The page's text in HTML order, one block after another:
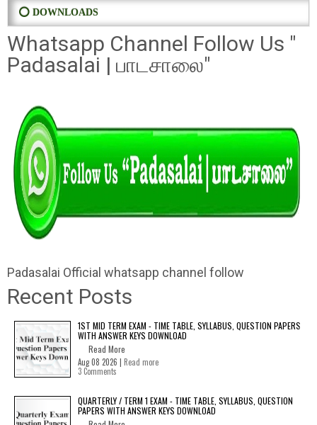
⭕ DOWNLOADS
Whatsapp Channel Follow Us "
Padasalai | பாடசாலை"
Padasalai Official whatsapp channel follow
Recent Posts
1ST MID TERM EXAM - TIME TABLE, SYLLABUS, QUESTION PAPERS
WITH ANSWER KEYS DOWNLOAD
Read More
Aug 08 2026 | Read more
3 Comments
QUARTERLY / TERM 1 EXAM - TIME TABLE, SYLLABUS, QUESTION
PAPERS WITH ANSWER KEYS DOWNLOAD